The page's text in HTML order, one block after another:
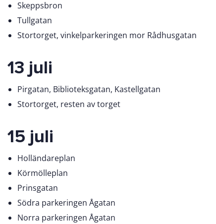
Skeppsbron
Tullgatan
Stortorget, vinkelparkeringen mor Rådhusgatan
13 juli
Pirgatan, Biblioteksgatan, Kastellgatan
Stortorget, resten av torget
15 juli
Holländareplan
Körmölleplan
Prinsgatan
Södra parkeringen Ågatan
Norra parkeringen Ågatan